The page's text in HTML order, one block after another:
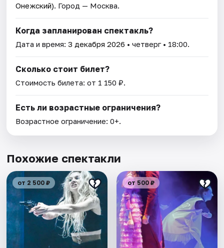
Онежский). Город — Москва.
Когда запланирован спектакль?
Дата и время:3 декабря 2026 • четверг • 18:00.
Сколько стоит билет?
Стоимость билета: от 1 150 ₽.
Есть ли возрастные ограничения?
Возрастное ограничение: 0+.
Похожие спектакли
от 2 500 ₽ от 500 ₽